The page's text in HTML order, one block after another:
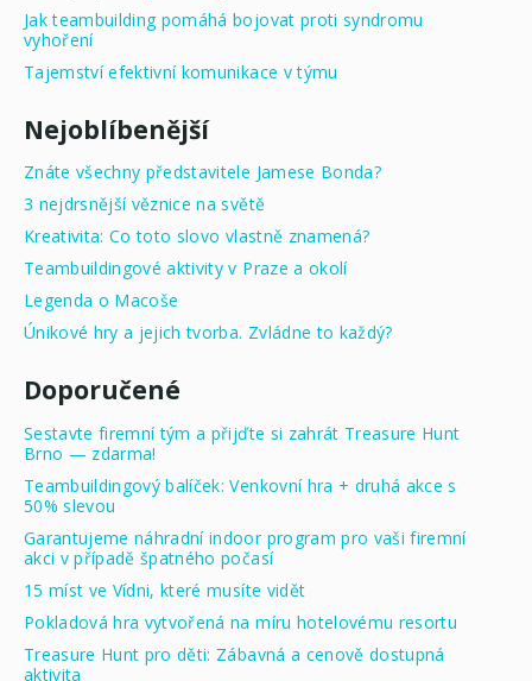
Jak teambuilding pomáhá bojovat proti syndromu
vyhoření
Tajemství efektivní komunikace v týmu
Nejoblíbenější
Znáte všechny představitele Jamese Bonda?
3 nejdrsnější věznice na světě
Kreativita: Co toto slovo vlastně znamená?
Teambuildingové aktivity v Praze a okolí
Legenda o Macoše
Únikové hry a jejich tvorba. Zvládne to každý?
Doporučené
Sestavte firemní tým a přijďte si zahrát Treasure Hunt
Brno — zdarma!
Teambuildingový balíček: Venkovní hra + druhá akce s
50% slevou
Garantujeme náhradní indoor program pro vaši firemní
akci v případě špatného počasí
15 míst ve Vídni, které musíte vidět
Pokladová hra vytvořená na míru hotelovému resortu
Treasure Hunt pro děti: Zábavná a cenově dostupná
aktivita